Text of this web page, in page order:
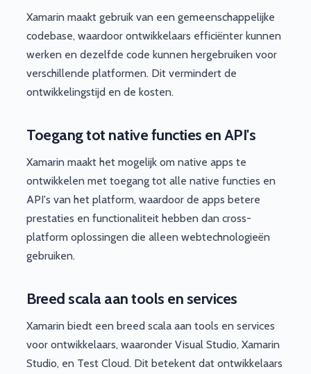
Xamarin maakt gebruik van een gemeenschappelijke
codebase, waardoor ontwikkelaars efficiënter kunnen
werken en dezelfde code kunnen hergebruiken voor
verschillende platformen. Dit vermindert de
ontwikkelingstijd en de kosten.
Toegang tot native functies en API's
Xamarin maakt het mogelijk om native apps te
ontwikkelen met toegang tot alle native functies en
API's van het platform, waardoor de apps betere
prestaties en functionaliteit hebben dan cross-
platform oplossingen die alleen webtechnologieën
gebruiken.
Breed scala aan tools en services
Xamarin biedt een breed scala aan tools en services
voor ontwikkelaars, waaronder Visual Studio, Xamarin
Studio, en Test Cloud. Dit betekent dat ontwikkelaars